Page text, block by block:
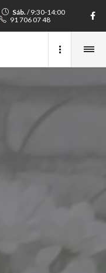
Sáb./ 9:30-14:00
91 706 07 48